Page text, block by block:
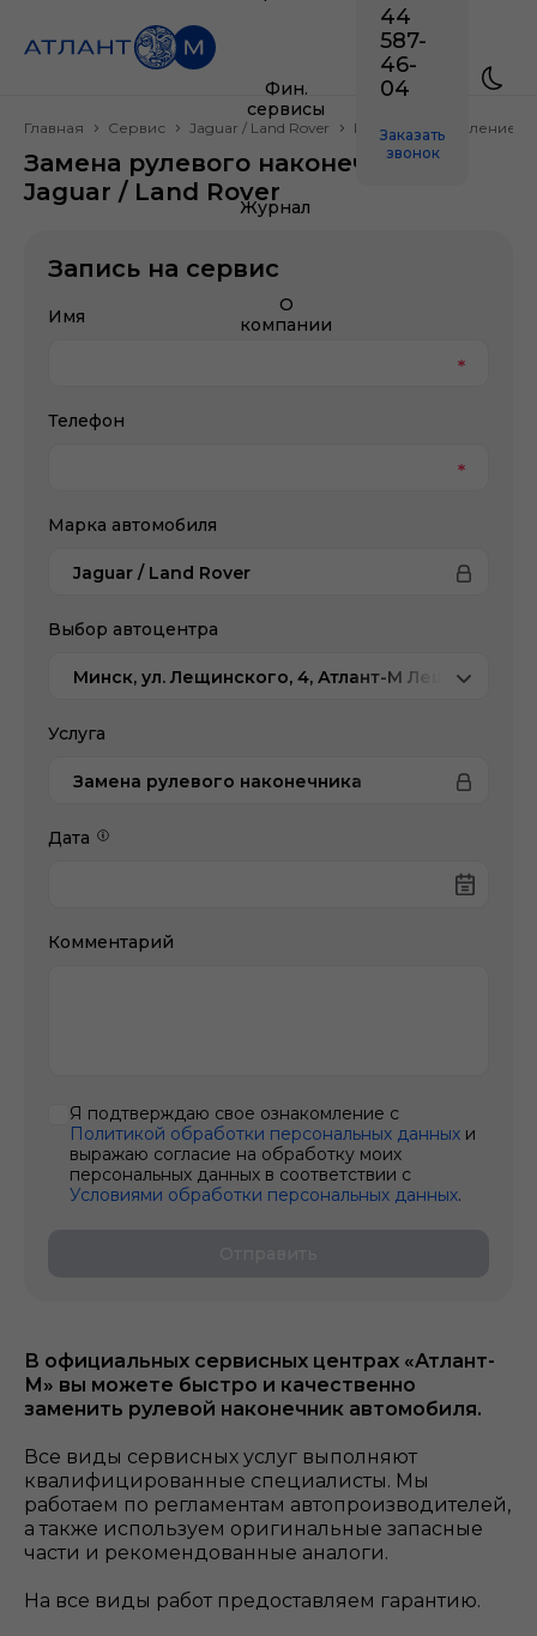
Фин.
сервисы
Журнал
О
компании
44
587-
46-
04
Заказать
звонок
Главная Сервис Jaguar / Land Rover Рулевое управление
Замена рулевого наконечника
Jaguar / Land Rover
В официальных сервисных центрах «Атлант-
М» вы можете быстро и качественно
заменить рулевой наконечник автомобиля.
Все виды сервисных услуг выполняют
квалифицированные специалисты. Мы
работаем по регламентам автопроизводителей,
а также используем оригинальные запасные
части и рекомендованные аналоги.
На все виды работ предоставляем гарантию.
Запись на сервис
Имя
Телефон
Марка автомобиля
Jaguar / Land Rover
Выбор автоцентра
Минск, ул. Лещинского, 4, Атлант-М Лещинского
Услуга
Замена рулевого наконечника
Дата
Комментарий
Я подтверждаю свое ознакомление с
Политикой обработки персональных данных и
выражаю согласие на обработку моих
персональных данных в соответствии с
Условиями обработки персональных данных.